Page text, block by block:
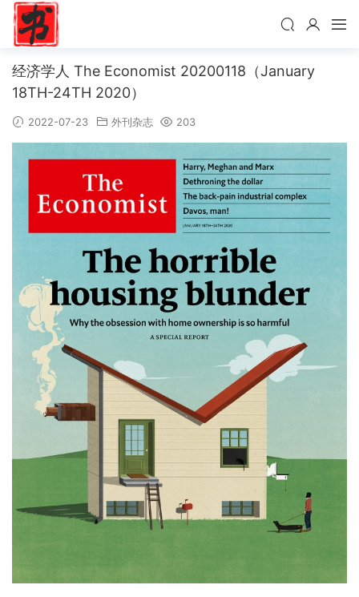
经济学人 The Economist 20200118（January
18TH-24TH 2020）
2022-07-23 外刊杂志 203